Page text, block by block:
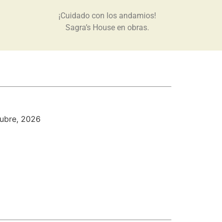
¡Cuidado con los andamios!
Sagra’s House en obras.
2026